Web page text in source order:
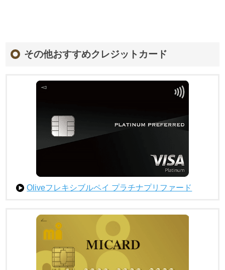
その他おすすめクレジットカード
Oliveフレキシブルペイ プラチナプリファード